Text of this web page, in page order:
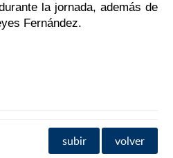
la jornada, además de
Fernández.
subir volver